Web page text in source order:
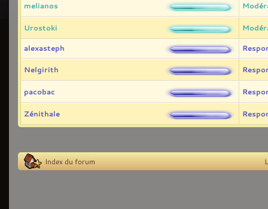
melianos
Urostoki
alexasteph
Nelgirith
pacobac
Zénithale
Index du forum